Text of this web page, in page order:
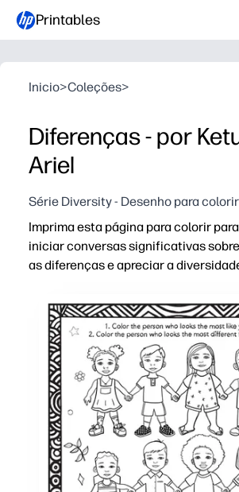
Printables
Inicio>Coleções>
Diferenças - por
Ariel
Série Diversity - Desenho para colorir
Imprima esta página para colorir
iniciar conversas significativas
as diferenças e apreciar a
Configuração sem preparação:
Engajamento prático: colorir
Uso versátil — perfeito para
Impacto compartilhável —